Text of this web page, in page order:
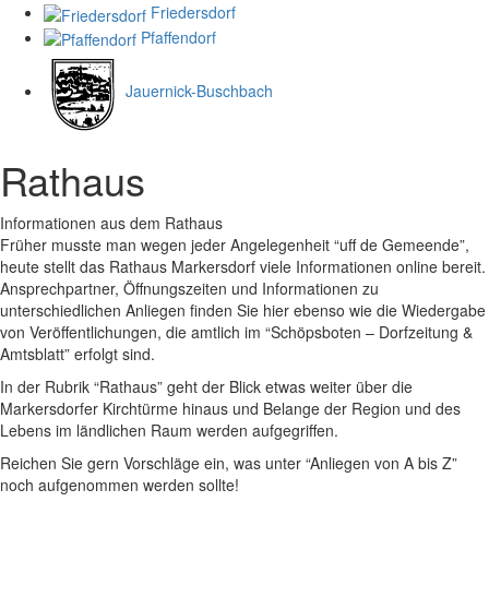
Friedersdorf
Pfaffendorf
Jauernick-Buschbach
Rathaus
Informationen aus dem Rathaus
Früher musste man wegen jeder Angelegenheit “uff de Gemeende”,
heute stellt das Rathaus Markersdorf viele Informationen online bereit.
Ansprechpartner, Öffnungszeiten und Informationen zu
unterschiedlichen Anliegen finden Sie hier ebenso wie die Wiedergabe
von Veröffentlichungen, die amtlich im “Schöpsboten – Dorfzeitung &
Amtsblatt” erfolgt sind.
In der Rubrik “Rathaus” geht der Blick etwas weiter über die
Markersdorfer Kirchtürme hinaus und Belange der Region und des
Lebens im ländlichen Raum werden aufgegriffen.
Reichen Sie gern Vorschläge ein, was unter “Anliegen von A bis Z”
noch aufgenommen werden sollte!